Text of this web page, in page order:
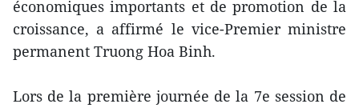
économiques importants et de promotion de la
croissance, a affirmé le vice-Premier ministre
permanent Truong Hoa Binh.
Lors de la première journée de la 7e session de